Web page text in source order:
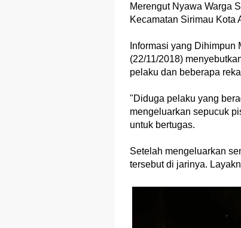
Merengut Nyawa Warga
Kecamatan Sirimau Kota
Informasi yang
(22/11/2018)
pelaku dan beberapa
"Diduga pelaku yang
mengeluarkan sepucuk
untuk bertugas.
Setelah mengeluarkan
tersebut di jarinya.